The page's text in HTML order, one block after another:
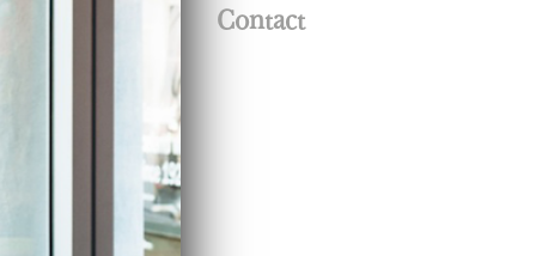
Contact